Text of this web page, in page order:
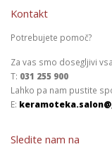
Kontakt
Potrebujete pomoč?
Za vas smo dosegljivi
T: 031 255 900
Lahko pa nam pustite
E:
Sledite nam na